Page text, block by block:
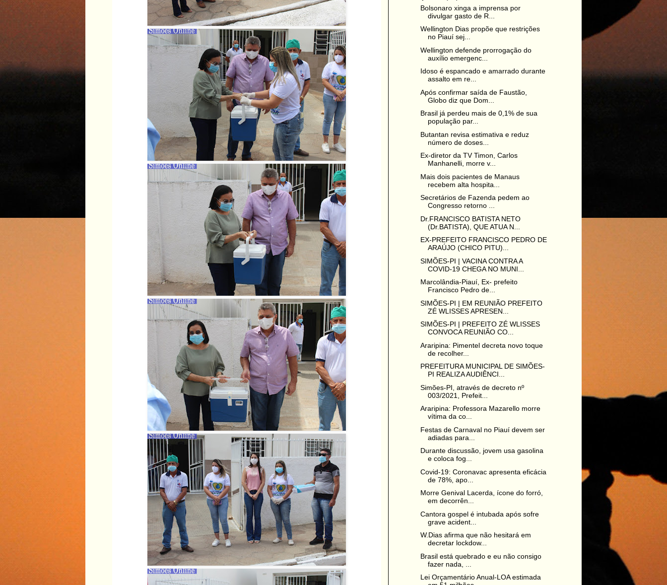
Bolsonaro xinga a imprensa por
divulgar gasto de R...
Wellington Dias propõe que restrições
no Piauí sej...
Wellington defende prorrogação do
auxílio emergenc...
Idoso é espancado e amarrado durante
assalto em re...
Após confirmar saída de Faustão,
Globo diz que Dom...
Brasil já perdeu mais de 0,1% de sua
população par...
Butantan revisa estimativa e reduz
número de doses...
Ex-diretor da TV Timon, Carlos
Manhanelli, morre v...
Mais dois pacientes de Manaus
recebem alta hospita...
Secretários de Fazenda pedem ao
Congresso retorno ...
Dr.FRANCISCO BATISTA NETO
(Dr.BATISTA), QUE ATUA N...
EX-PREFEITO FRANCISCO PEDRO DE
ARAÚJO (CHICO PITU)...
SIMÕES-PI | VACINA CONTRA A
COVID-19 CHEGA NO MUNI...
Marcolândia-Piauí, Ex- prefeito
Francisco Pedro de...
SIMÕES-PI | EM REUNIÃO PREFEITO
ZÉ WLISSES APRESEN...
SIMÕES-PI | PREFEITO ZÉ WLISSES
CONVOCA REUNIÃO CO...
Araripina: Pimentel decreta novo toque
de recolher...
PREFEITURA MUNICIPAL DE SIMÕES-
PI REALIZA AUDIÊNCI...
Simões-PI, através de decreto nº
003/2021, Prefeit...
Araripina: Professora Mazarello morre
vítima da co...
Festas de Carnaval no Piauí devem ser
adiadas para...
Durante discussão, jovem usa gasolina
e coloca fog...
Covid-19: Coronavac apresenta eficácia
de 78%, apo...
Morre Genival Lacerda, ícone do forró,
em decorrên...
Cantora gospel é intubada após sofre
grave acident...
W.Dias afirma que não hesitará em
decretar lockdow...
Brasil está quebrado e eu não consigo
fazer nada, ...
Lei Orçamentário Anual-LOA estimada